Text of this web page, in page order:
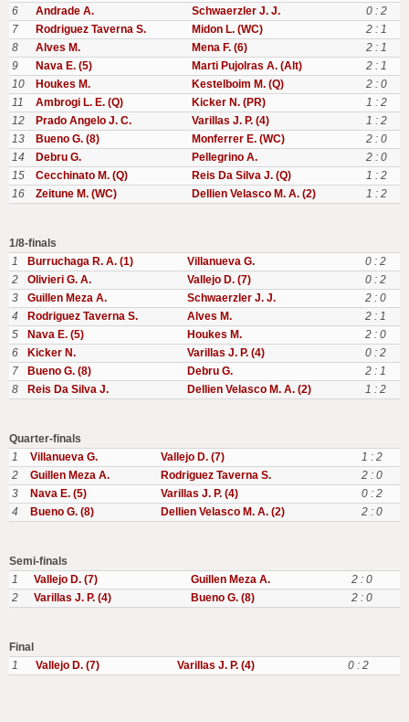
6
Andrade A. Schwaerzler J. J.
0 : 2
7
Rodriguez Taverna S. Midon L. (WC)
2 : 1
8
Alves M. Mena F. (6)
2 : 1
9
Nava E. (5) Marti Pujolras A. (Alt)
2 : 1
10
Houkes M. Kestelboim M. (Q)
2 : 0
11
Ambrogi L. E. (Q) Kicker N. (PR)
1 : 2
12
Prado Angelo J. C. Varillas J. P. (4)
1 : 2
13
Bueno G. (8) Monferrer E. (WC)
2 : 0
14
Debru G. Pellegrino A.
2 : 0
15
Cecchinato M. (Q) Reis Da Silva J. (Q)
1 : 2
16
Zeitune M. (WC) Dellien Velasco M. A. (2) 1 : 2
1/8-finals
1
Burruchaga R. A. (1) Villanueva G.
0 : 2
2
Olivieri G. A. Vallejo D. (7)
0 : 2
3
Guillen Meza A. Schwaerzler J. J.
2 : 0
4
Rodriguez Taverna S. Alves M.
2 : 1
5
Nava E. (5) Houkes M.
2 : 0
6
Kicker N. Varillas J. P. (4)
0 : 2
7
Bueno G. (8) Debru G.
2 : 1
8
Reis Da Silva J. Dellien Velasco M. A. (2) 1 : 2
Quarter-finals
1
Villanueva G. Vallejo D. (7)
1 : 2
2
Guillen Meza A. Rodriguez Taverna S.
2 : 0
3
Nava E. (5) Varillas J. P. (4)
0 : 2
4
Bueno G. (8) Dellien Velasco M. A. (2) 2 : 0
Semi-finals
1
Vallejo D. (7) Guillen Meza A.
2 : 0
2
Varillas J. P. (4) Bueno G. (8) 2 : 0
Final
1
Vallejo D. (7) Varillas J. P. (4) 0 : 2